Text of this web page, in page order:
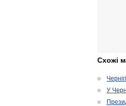
Схожі
У